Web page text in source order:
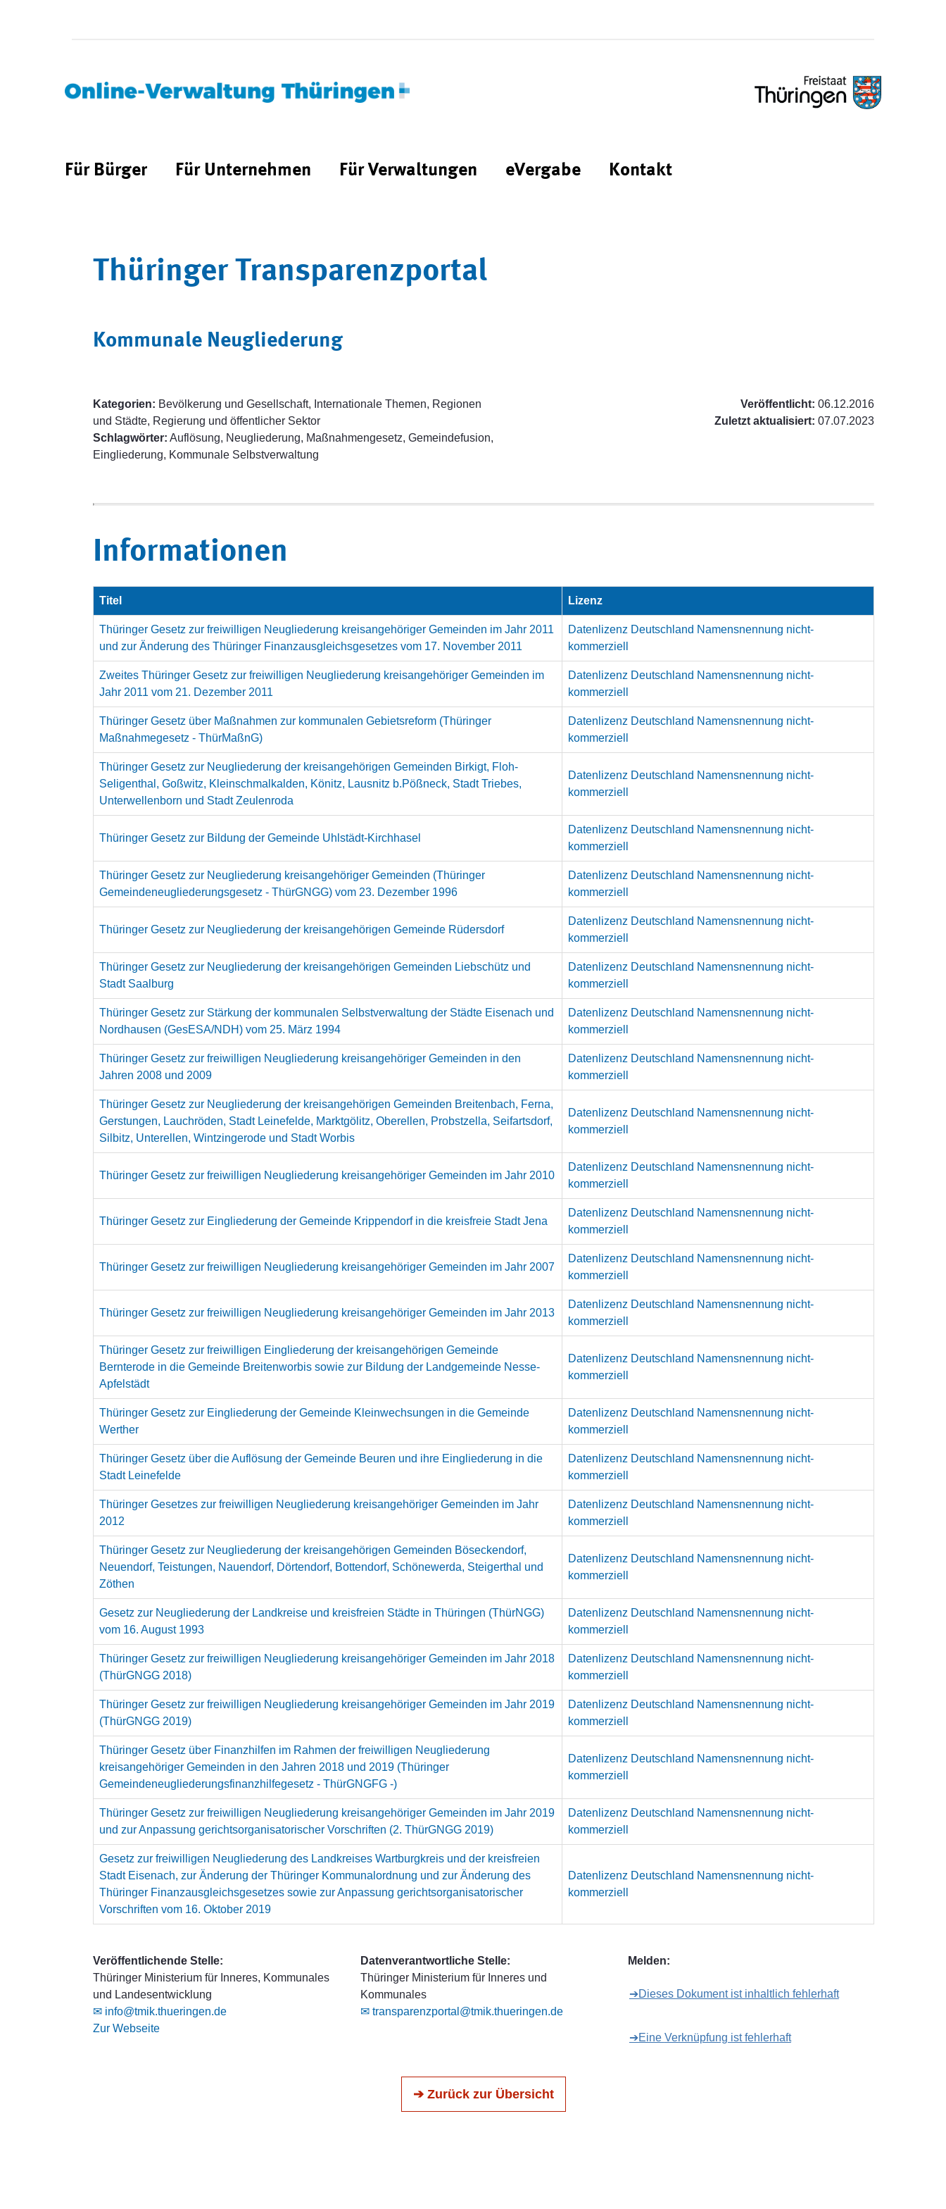
Für Bürger Für Unternehmen Für Verwaltungen eVergabe Kontakt
Thüringer Transparenzportal
Kommunale Neugliederung
Kategorien: Bevölkerung und Gesellschaft, Internationale Themen, Regionen
und Städte, Regierung und öffentlicher Sektor
Schlagwörter: Auflösung, Neugliederung, Maßnahmengesetz, Gemeindefusion,
Eingliederung, Kommunale Selbstverwaltung
Veröffentlicht: 06.12.2016
Zuletzt aktualisiert: 07.07.2023
Informationen
Titel Lizenz
Thüringer Gesetz zur freiwilligen Neugliederung kreisangehöriger Gemeinden im Jahr 2011
und zur Änderung des Thüringer Finanzausgleichsgesetzes vom 17. November 2011
Datenlizenz Deutschland Namensnennung nicht-
kommerziell
Zweites Thüringer Gesetz zur freiwilligen Neugliederung kreisangehöriger Gemeinden im
Jahr 2011 vom 21. Dezember 2011
Datenlizenz Deutschland Namensnennung nicht-
kommerziell
Thüringer Gesetz über Maßnahmen zur kommunalen Gebietsreform (Thüringer
Maßnahmegesetz - ThürMaßnG)
Datenlizenz Deutschland Namensnennung nicht-
kommerziell
Thüringer Gesetz zur Neugliederung der kreisangehörigen Gemeinden Birkigt, Floh-
Seligenthal, Goßwitz, Kleinschmalkalden, Könitz, Lausnitz b.Pößneck, Stadt Triebes,
Unterwellenborn und Stadt Zeulenroda
Datenlizenz Deutschland Namensnennung nicht-
kommerziell
Thüringer Gesetz zur Bildung der Gemeinde Uhlstädt-Kirchhasel
Datenlizenz Deutschland Namensnennung nicht-
kommerziell
Thüringer Gesetz zur Neugliederung kreisangehöriger Gemeinden (Thüringer
Gemeindeneugliederungsgesetz - ThürGNGG) vom 23. Dezember 1996
Datenlizenz Deutschland Namensnennung nicht-
kommerziell
Thüringer Gesetz zur Neugliederung der kreisangehörigen Gemeinde Rüdersdorf
Datenlizenz Deutschland Namensnennung nicht-
kommerziell
Thüringer Gesetz zur Neugliederung der kreisangehörigen Gemeinden Liebschütz und
Stadt Saalburg
Datenlizenz Deutschland Namensnennung nicht-
kommerziell
Thüringer Gesetz zur Stärkung der kommunalen Selbstverwaltung der Städte Eisenach und
Nordhausen (GesESA/NDH) vom 25. März 1994
Datenlizenz Deutschland Namensnennung nicht-
kommerziell
Thüringer Gesetz zur freiwilligen Neugliederung kreisangehöriger Gemeinden in den
Jahren 2008 und 2009
Datenlizenz Deutschland Namensnennung nicht-
kommerziell
Thüringer Gesetz zur Neugliederung der kreisangehörigen Gemeinden Breitenbach, Ferna,
Gerstungen, Lauchröden, Stadt Leinefelde, Marktgölitz, Oberellen, Probstzella, Seifartsdorf,
Silbitz, Unterellen, Wintzingerode und Stadt Worbis
Datenlizenz Deutschland Namensnennung nicht-
kommerziell
Thüringer Gesetz zur freiwilligen Neugliederung kreisangehöriger Gemeinden im Jahr 2010
Datenlizenz Deutschland Namensnennung nicht-
kommerziell
Thüringer Gesetz zur Eingliederung der Gemeinde Krippendorf in die kreisfreie Stadt Jena
Datenlizenz Deutschland Namensnennung nicht-
kommerziell
Thüringer Gesetz zur freiwilligen Neugliederung kreisangehöriger Gemeinden im Jahr 2007
Datenlizenz Deutschland Namensnennung nicht-
kommerziell
Thüringer Gesetz zur freiwilligen Neugliederung kreisangehöriger Gemeinden im Jahr 2013
Datenlizenz Deutschland Namensnennung nicht-
kommerziell
Thüringer Gesetz zur freiwilligen Eingliederung der kreisangehörigen Gemeinde
Bernterode in die Gemeinde Breitenworbis sowie zur Bildung der Landgemeinde Nesse-
Apfelstädt
Datenlizenz Deutschland Namensnennung nicht-
kommerziell
Thüringer Gesetz zur Eingliederung der Gemeinde Kleinwechsungen in die Gemeinde
Werther
Datenlizenz Deutschland Namensnennung nicht-
kommerziell
Thüringer Gesetz über die Auflösung der Gemeinde Beuren und ihre Eingliederung in die
Stadt Leinefelde
Datenlizenz Deutschland Namensnennung nicht-
kommerziell
Thüringer Gesetzes zur freiwilligen Neugliederung kreisangehöriger Gemeinden im Jahr
2012
Datenlizenz Deutschland Namensnennung nicht-
kommerziell
Thüringer Gesetz zur Neugliederung der kreisangehörigen Gemeinden Böseckendorf,
Neuendorf, Teistungen, Nauendorf, Dörtendorf, Bottendorf, Schönewerda, Steigerthal und
Zöthen
Datenlizenz Deutschland Namensnennung nicht-
kommerziell
Gesetz zur Neugliederung der Landkreise und kreisfreien Städte in Thüringen (ThürNGG)
vom 16. August 1993
Datenlizenz Deutschland Namensnennung nicht-
kommerziell
Thüringer Gesetz zur freiwilligen Neugliederung kreisangehöriger Gemeinden im Jahr 2018
(ThürGNGG 2018)
Datenlizenz Deutschland Namensnennung nicht-
kommerziell
Thüringer Gesetz zur freiwilligen Neugliederung kreisangehöriger Gemeinden im Jahr 2019
(ThürGNGG 2019)
Datenlizenz Deutschland Namensnennung nicht-
kommerziell
Thüringer Gesetz über Finanzhilfen im Rahmen der freiwilligen Neugliederung
kreisangehöriger Gemeinden in den Jahren 2018 und 2019 (Thüringer
Gemeindeneugliederungsfinanzhilfegesetz - ThürGNGFG -)
Datenlizenz Deutschland Namensnennung nicht-
kommerziell
Thüringer Gesetz zur freiwilligen Neugliederung kreisangehöriger Gemeinden im Jahr 2019
und zur Anpassung gerichtsorganisatorischer Vorschriften (2. ThürGNGG 2019)
Datenlizenz Deutschland Namensnennung nicht-
kommerziell
Gesetz zur freiwilligen Neugliederung des Landkreises Wartburgkreis und der kreisfreien
Stadt Eisenach, zur Änderung der Thüringer Kommunalordnung und zur Änderung des
Thüringer Finanzausgleichsgesetzes sowie zur Anpassung gerichtsorganisatorischer
Vorschriften vom 16. Oktober 2019
Datenlizenz Deutschland Namensnennung nicht-
kommerziell
Veröffentlichende Stelle:
Thüringer Ministerium für Inneres, Kommunales
und Landesentwicklung
✉ info@tmik.thueringen.de
Zur Webseite
Datenverantwortliche Stelle:
Thüringer Ministerium für Inneres und
Kommunales
✉ transparenzportal@tmik.thueringen.de
Melden:
➔Dieses Dokument ist inhaltlich fehlerhaft
➔Eine Verknüpfung ist fehlerhaft
➔ Zurück zur Übersicht